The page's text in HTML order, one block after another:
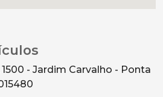
- Jardim Carvalho - Ponta